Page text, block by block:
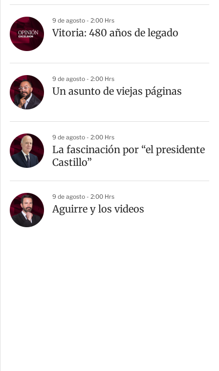
9 de agosto - 2:00 Hrs
Vitoria: 480 años de legado
9 de agosto - 2:00 Hrs
Un asunto de viejas páginas
9 de agosto - 2:00 Hrs
La fascinación por “el presidente
Castillo”
9 de agosto - 2:00 Hrs
Aguirre y los videos